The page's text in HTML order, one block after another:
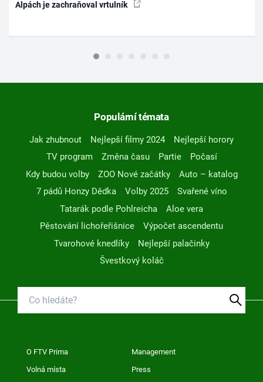
Alpách je zachraňoval vrtulník
Populární témata
Jak zhubnout Nejlepší filmy 2024
Nejlepší horory
TV program
Změna času Partie
Počasí
Kdy budou volby
ZOO Nové začátky
Auto – katalog
7 pádů Honzy Dědka
Volby 2025
Svařené víno
Tatarák podle Pohlreicha
Aloe vera
Pěstování lichořeřišnice
Výpočet ascendentu
Tvarohové knedlíky
Nejlepší palačinky
Švestkový koláč
O FTV Prima Management
Volná místa Press